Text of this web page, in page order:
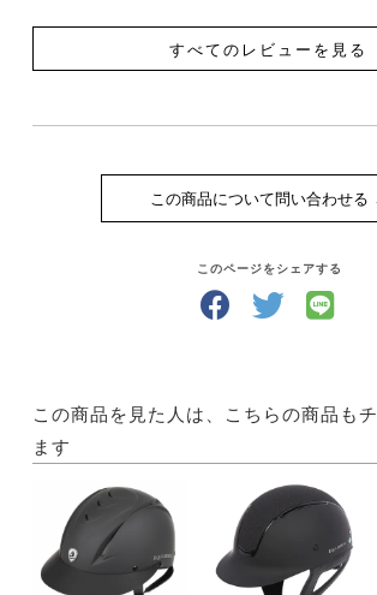
すべてのレビューを見る
この商品について問い合わせる
このページをシェアする
この商品を見た人は、こちらの商品も
ます